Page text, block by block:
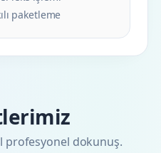
paketleme
profesyonel dokunuş.